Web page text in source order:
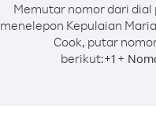
Memutar nomor dari dial
menelepon Kepulaian
Cook, putar
berikut:+1+